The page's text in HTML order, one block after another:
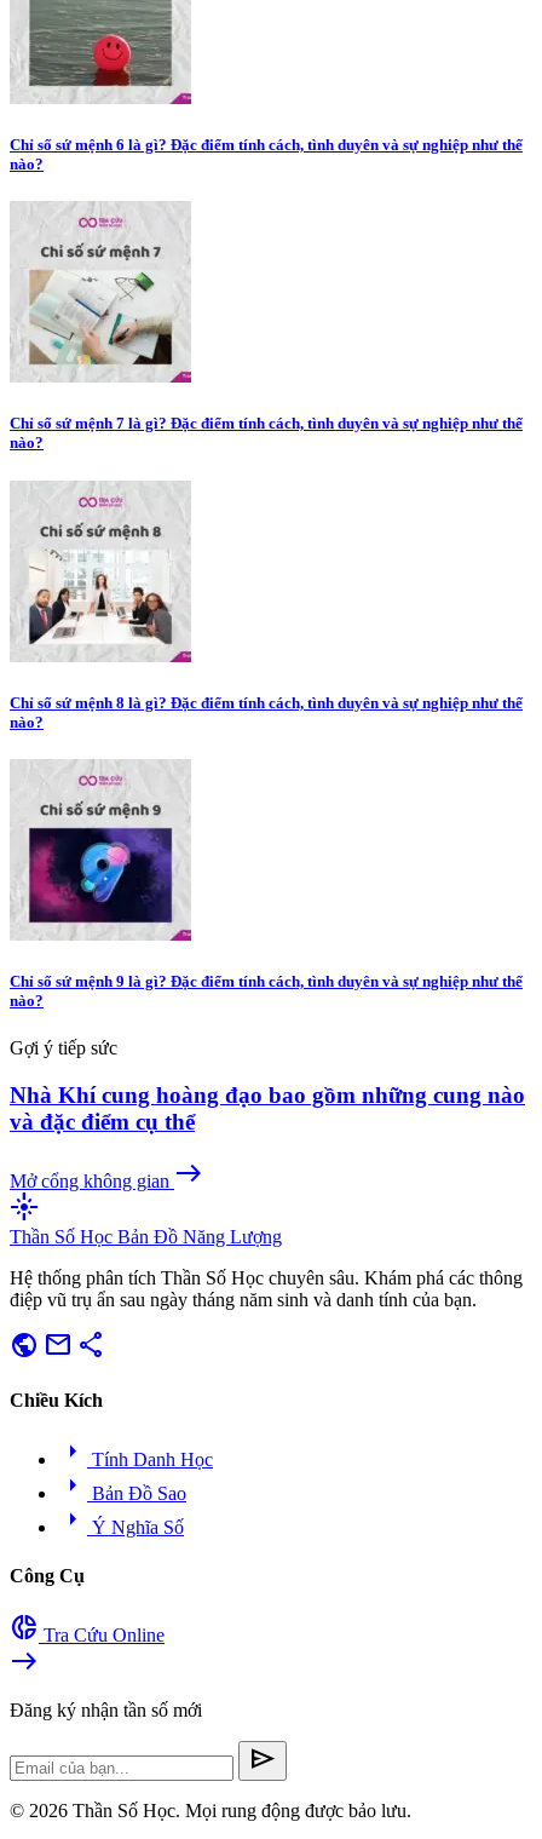
Chỉ số sứ mệnh 6 là gì? Đặc điểm tính cách, tình duyên và sự nghiệp như thế
nào?
Chỉ số sứ mệnh 7 là gì? Đặc điểm tính cách, tình duyên và sự nghiệp như thế
nào?
Chỉ số sứ mệnh 8 là gì? Đặc điểm tính cách, tình duyên và sự nghiệp như thế
nào?
Chỉ số sứ mệnh 9 là gì? Đặc điểm tính cách, tình duyên và sự nghiệp như thế
nào?
Gợi ý tiếp sức
Nhà Khí cung hoàng đạo bao gồm những cung nào
và đặc điểm cụ thể
Mở cổng không gian east
flare
Thần Số Học Bản Đồ Năng Lượng
Hệ thống phân tích Thần Số Học chuyên sâu. Khám phá các thông
điệp vũ trụ ẩn sau ngày tháng năm sinh và danh tính của bạn.
public mail share
Chiều Kích
arrow_right Tính Danh Học
arrow_right Bản Đồ Sao
arrow_right Ý Nghĩa Số
Công Cụ
donut_small Tra Cứu Online
east
Đăng ký nhận tần số mới
send
© 2026 Thần Số Học. Mọi rung động được bảo lưu.